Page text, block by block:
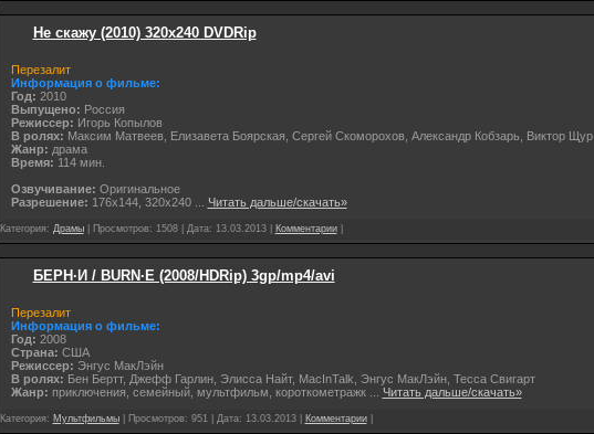
Не скажу (2010) 320x240 DVDRip
Перезалит
Информация о фильме:
Год: 2010
Выпущено: Россия
Режиссер: Игорь Копылов
В ролях: Максим Матвеев, Елизавета Боярская, Сергей Скоморохов, Александр Кобзарь, Виктор Щур
Жанр: драма
Время: 114 мин.
Озвучивание: Оригинальное
Разрешение: 176x144, 320х240 Читать дальше/скачать»
Категория: Драмы| Просмотров: 1508 | Дата: 13.03.2013| Комментарии|
БЕРН·И / BURN·E (2008/HDRip) 3gp/mp4/avi
Перезалит
Информация о фильме:
Год: 2008
Cтрана: США
Режиссер: Энгус МакЛэйн
В ролях: Бен Бертт, Джефф Гарлин, Элисса Найт, MacInTalk, Энгус МакЛэйн, Тесса Свигарт
Жанр: приключения, семейный, мультфильм, короткометражк Читать дальше/скачать»
Категория: Мультфильмы| Просмотров: 951 | Дата: 13.03.2013| Комментарии|